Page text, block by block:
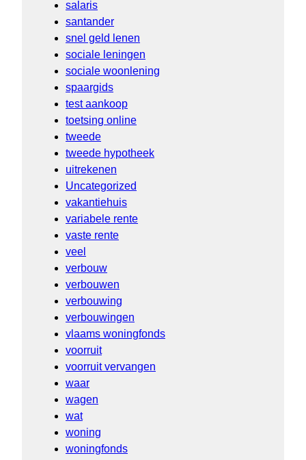
salaris
santander
snel geld lenen
sociale leningen
sociale woonlening
spaargids
test aankoop
toetsing online
tweede
tweede hypotheek
uitrekenen
Uncategorized
vakantiehuis
variabele rente
vaste rente
veel
verbouw
verbouwen
verbouwing
verbouwingen
vlaams woningfonds
voorruit
voorruit vervangen
waar
wagen
wat
woning
woningfonds